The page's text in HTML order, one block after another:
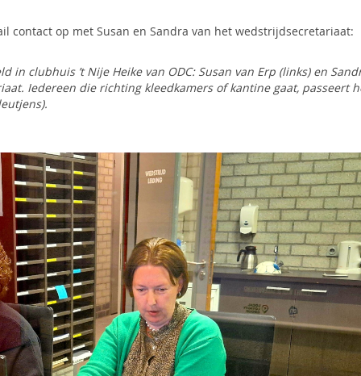
contact op met Susan en Sandra van het wedstrijdsecretariaat:
in clubhuis ’t Nije Heike van ODC: Susan van Erp (links) en
Iedereen die richting kleedkamers of kantine gaat, passeert